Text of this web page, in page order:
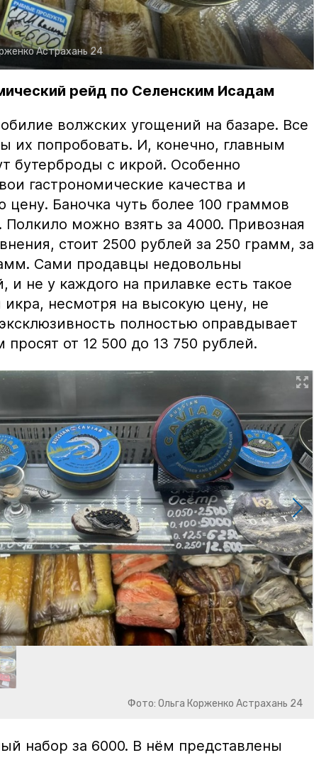
Астрахань 24
рейд по Селенским Исадам
волжских угощений на базаре. Все
их попробовать. И, конечно, главным
бутерброды с икрой. Особенно
гастрономические качества и
цену. Баночка чуть более 100 граммов
Полкило можно взять за 4000. Привозная
стоит 2500 рублей за 250 грамм, за
Сами продавцы недовольны
и не у каждого на прилавке есть такое
икра, несмотря на высокую цену, не
полностью оправдывает
от 12 500 до 13 750 рублей.
Фото: Ольга Корженко Астрахань 24
набор за 6000. В нём представлены